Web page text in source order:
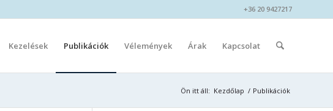
+36 20 9427217
Kezelések Publikációk Vélemények Árak Kapcsolat
Ön itt áll: Kezdőlap / Publikációk